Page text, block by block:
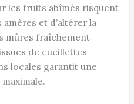
les fruits abîmés risquent
et d’altérer la
mûres fraîchement
de cueillettes
locales garantit une